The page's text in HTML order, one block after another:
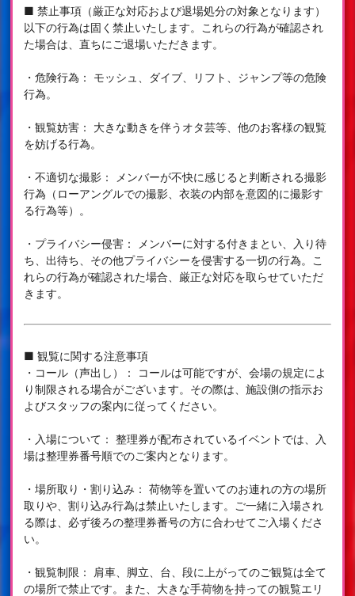
■ 禁止事項（厳正な対応および退場処分の対象となります）
以下の行為は固く禁止いたします。これらの行為が確認され
た場合は、直ちにご退場いただきます。
・危険行為： モッシュ、ダイブ、リフト、ジャンプ等の危険
行為。
・観覧妨害： 大きな動きを伴うオタ芸等、他のお客様の観覧
を妨げる行為。
・不適切な撮影： メンバーが不快に感じると判断される撮影
行為（ローアングルでの撮影、衣装の内部を意図的に撮影す
る行為等）。
・プライバシー侵害： メンバーに対する付きまとい、入り待
ち、出待ち、その他プライバシーを侵害する一切の行為。こ
れらの行為が確認された場合、厳正な対応を取らせていただ
きます。
■ 観覧に関する注意事項
・コール（声出し）： コールは可能ですが、会場の規定によ
り制限される場合がございます。その際は、施設側の指示お
よびスタッフの案内に従ってください。
・入場について： 整理券が配布されているイベントでは、入
場は整理券番号順でのご案内となります。
・場所取り・割り込み： 荷物等を置いてのお連れの方の場所
取りや、割り込み行為は禁止いたします。ご一緒に入場され
る際は、必ず後ろの整理券番号の方に合わせてご入場くださ
い。
・観覧制限： 肩車、脚立、台、段に上がってのご観覧は全て
の場所で禁止です。また、大きな手荷物を持っての観覧エリ